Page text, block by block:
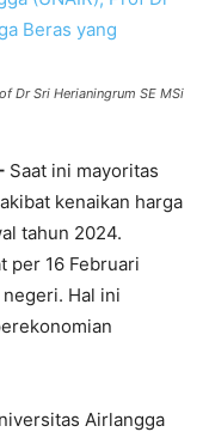
Dr Sri Herianingrum SE MSi
Saat ini mayoritas
kenaikan harga
tahun 2024.
per 16 Februari
Hal ini
Airlangga